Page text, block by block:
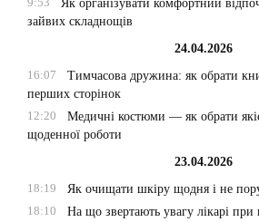
Як організувати комфортний
зайвих складнощів
24.04.2026
16:07
Тимчасова дружина: як обрати
перших сторінок
12:20
Медичні костюми — як обрати
щоденної роботи
23.04.2026
18:19
Як очищати шкіру щодня і не
18:10
На що звертають увагу лікарі при